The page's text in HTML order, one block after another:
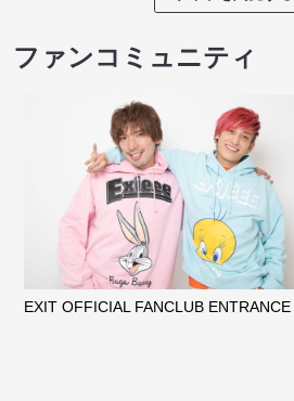
ファンコミュニティ
EXIT OFFICIAL FANCLUB ENTRANCE